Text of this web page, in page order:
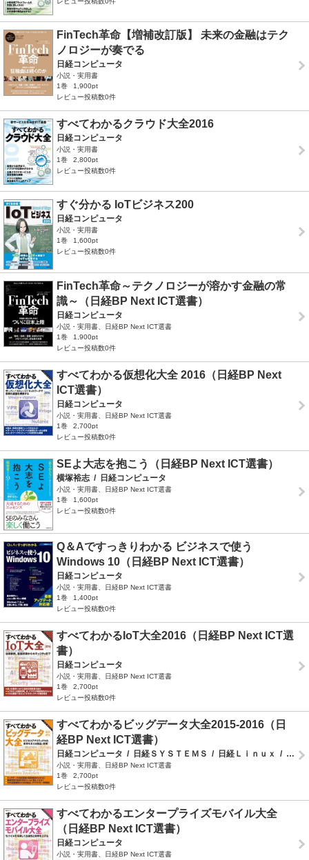
FinTech革命【増補改訂版】 未来の金融はテク
ノロジーが奏でる
日経コンピュータ
小説・実用書
1巻
1,900pt
レビュー投稿数0件
すべてわかるクラウド大全2016
日経コンピュータ
小説・実用書
1巻
2,800pt
レビュー投稿数0件
すぐ分かる IoTビジネス200
日経コンピュータ
小説・実用書
1巻
1,600pt
レビュー投稿数0件
FinTech革命～テクノロジーが溶かす金融の常
識～（日経BP Next ICT選書）
日経コンピュータ
小説・実用書、日経BP Next ICT選書
1巻
1,900pt
レビュー投稿数0件
すべてわかる仮想化大全 2016（日経BP Next
ICT選書）
日経コンピュータ
小説・実用書、日経BP Next ICT選書
1巻
2,700pt
レビュー投稿数0件
SEよ大志を抱こう（日経BP Next ICT選書）
横塚裕志 / 日経コンピュータ
小説・実用書、日経BP Next ICT選書
1巻
1,600pt
レビュー投稿数0件
Q＆Aですっきりわかる ビジネスで使う
Windows 10（日経BP Next ICT選書）
日経コンピュータ
小説・実用書、日経BP Next ICT選書
1巻
1,400pt
レビュー投稿数0件
すべてわかるIoT大全2016（日経BP Next ICT選
書）
日経コンピュータ
小説・実用書、日経BP Next ICT選書
1巻
2,700pt
レビュー投稿数0件
すべてわかるビッグデータ大全2015-2016（日
経BP Next ICT選書）
日経コンピュータ / 日経ＳＹＳＴＥＭＳ / 日経Ｌｉｎｕｘ /
小説・実用書、日経BP Next ICT選書
1巻
2,700pt
レビュー投稿数0件
すべてわかるエンタープライズモバイル大全
（日経BP Next ICT選書）
日経コンピュータ
小説・実用書、日経BP Next ICT選書